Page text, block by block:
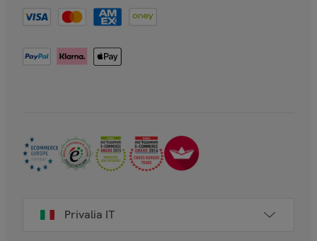
Privalia IT